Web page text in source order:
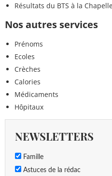
Résultats du BTS à la
Nos autres services
Prénoms
Ecoles
Crèches
Calories
Médicaments
Hôpitaux
NEWSLETTERS
Famille
Astuces de la rédac